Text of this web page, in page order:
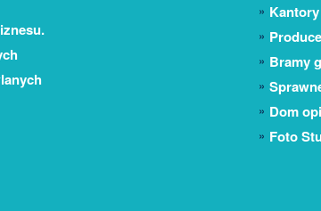
Bramy
Dom
Foto